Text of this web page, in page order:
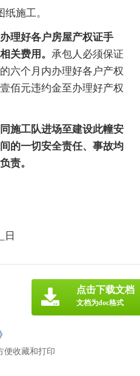
施工。
理好各户房屋产权证手
关费用。 承包人必须保证
六个月内办理好各户产权
佰元违约金至办理好产权
施工队进场至建设此幢安
的一切安全责任、事故均
责。
日
便收藏和打印
点击下载文档
文档为doc格式